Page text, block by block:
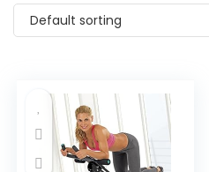
Default sorting